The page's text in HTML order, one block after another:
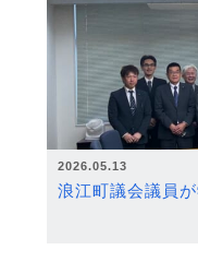
2026.05.13
浪江町議会議員